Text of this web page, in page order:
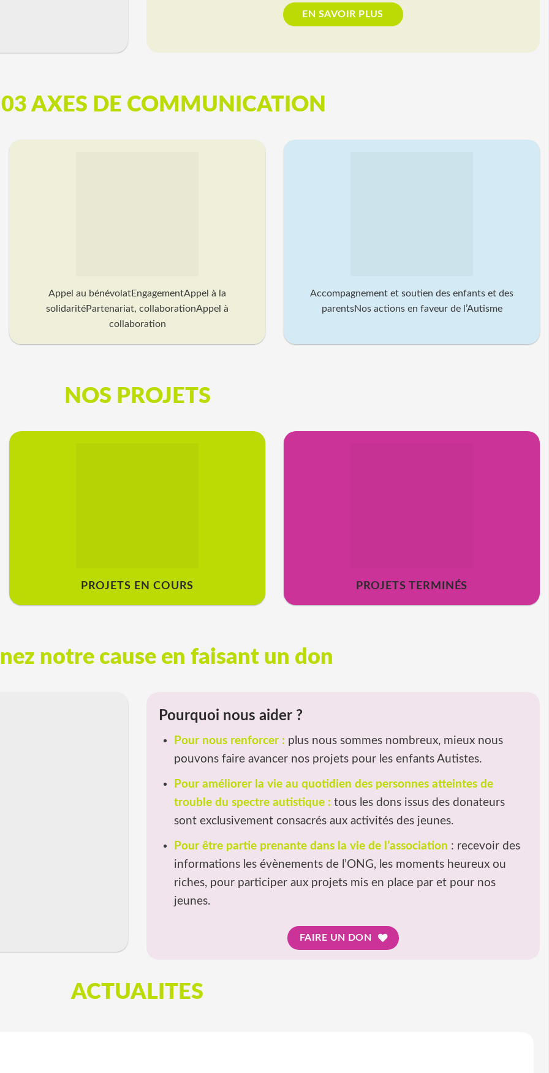
EN SAVOIR PLUS
AXES DE COMMUNICATION
Appel au bénévolatEngagementAppel à la
solidaritéPartenariat, collaborationAppel à
collaboration
Accompagnement et soutien des enfants et des
parentsNos actions en faveur de l’Autisme
NOS PROJETS
PROJETS EN COURS PROJETS TERMINÉS
notre cause en faisant un don
Pourquoi nous aider ?
Pour nous renforcer : plus nous sommes nombreux, mieux nous
pouvons faire avancer nos projets pour les enfants Autistes.
Pour améliorer la vie au quotidien des personnes atteintes de
trouble du spectre autistique : tous les dons issus des donateurs
sont exclusivement consacrés aux activités des jeunes.
Pour être partie prenante dans la vie de l’association : recevoir des
informations les évènements de l’ONG, les moments heureux ou
riches, pour participer aux projets mis en place par et pour nos
jeunes.
FAIRE UN DON
ACTUALITES